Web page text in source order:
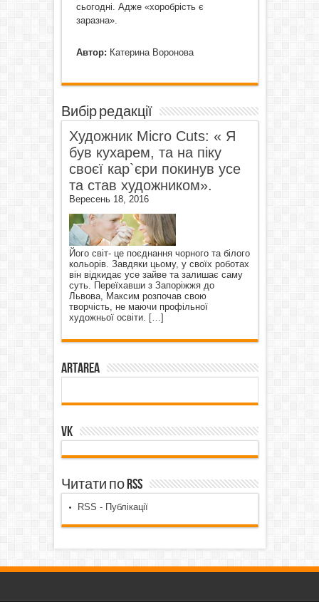
сьогодні. Адже «хоробрість є
заразна».
Автор: Катерина Воронова
Вибір редакції
Художник Micro Cuts: « Я
був кухарем, та на піку
своєї кар`єри покинув усе
та став художником».
Вересень 18, 2016
Його світ- це поєднання чорного та білого
кольорів. Завдяки цьому, у своїх роботах
він відкидає усе зайве та залишає саму
суть. Переїхавши з Запоріжжя до
Львова, Максим розпочав свою
творчість, не маючи профільної
художньої освіти.
[…]
ArtArea
VK
Читати по RSS
RSS - Публікації